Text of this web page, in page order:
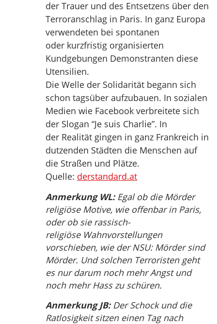
der Trauer und des Entsetzens über den
Terroranschlag in Paris. In ganz Europa
verwendeten bei spontanen
oder kurzfristig organisierten
Kundgebungen Demonstranten diese
Utensilien.
Die Welle der Solidarität begann sich
schon tagsüber aufzubauen. In sozialen
Medien wie Facebook verbreitete sich
der Slogan “Je suis Charlie”. In
der Realität gingen in ganz Frankreich in
dutzenden Städten die Menschen auf
die Straßen und Plätze.
Quelle: derstandard.at
Anmerkung WL:Egal ob die Mörder
religiöse Motive, wie offenbar in Paris,
oder ob sie rassisch-
religiöse Wahnvorstellungen
vorschieben, wie der NSU: Mörder sind
Mörder. Und solchen Terroristen geht
es nur darum noch mehr Angst und
noch mehr Hass zu schüren.
Anmerkung JB:Der Schock und die
Ratlosigkeit sitzen einen Tag nach